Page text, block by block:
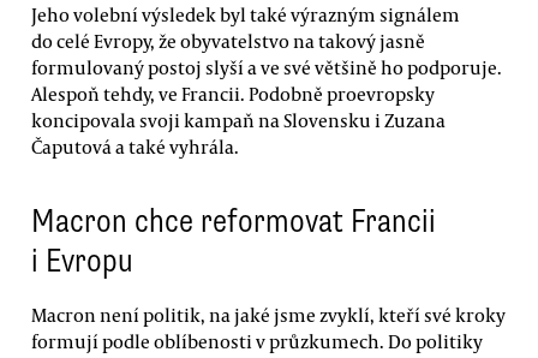
Jeho volební výsledek byl také výrazným signálem
do celé Evropy, že obyvatelstvo na takový jasně
formulovaný postoj slyší a ve své většině ho podporuje.
Alespoň tehdy, ve Francii. Podobně proevropsky
koncipovala svoji kampaň na Slovensku i Zuzana
Čaputová a také vyhrála.
Macron chce reformovat Francii
i Evropu
Macron není politik, na jaké jsme zvyklí, kteří své kroky
formují podle oblíbenosti v průzkumech. Do politiky